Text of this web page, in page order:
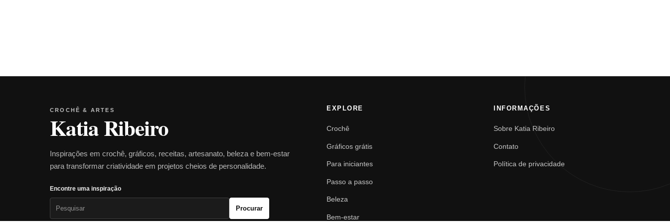
CROCHÊ & ARTES
Katia Ribeiro
Inspirações em crochê, gráficos, receitas, artesanato, beleza e bem-estar
para transformar criatividade em projetos cheios de personalidade.
Encontre uma inspiração
Procurar
EXPLORE
Crochê
Gráficos grátis
Para iniciantes
Passo a passo
Beleza
Bem-estar
INFORMAÇÕES
Sobre Katia Ribeiro
Contato
Política de privacidade